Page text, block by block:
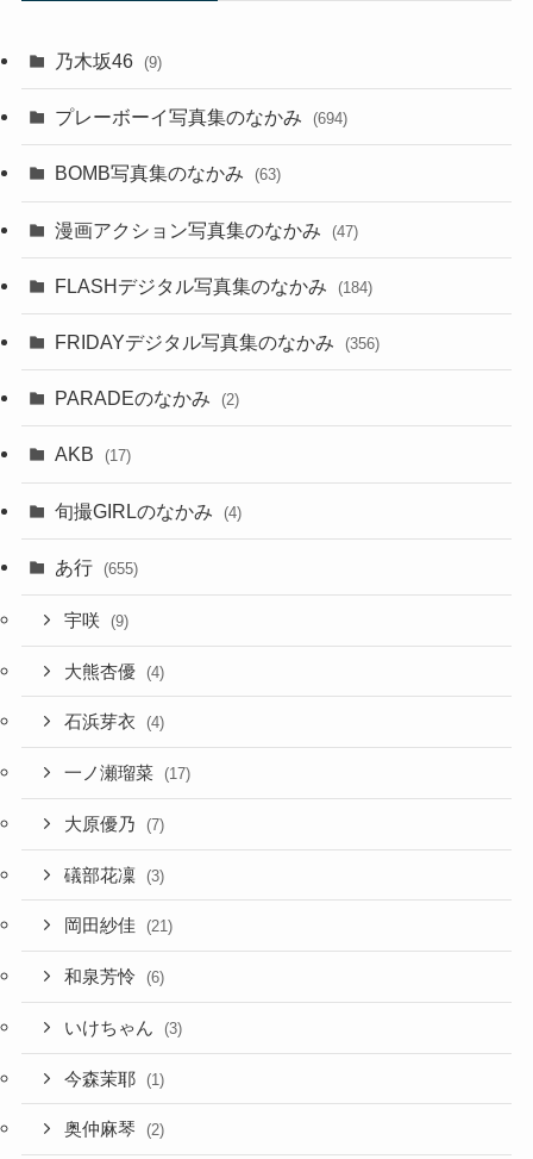
乃木坂46 (9)
プレーボーイ写真集のなかみ (694)
BOMB写真集のなかみ (63)
漫画アクション写真集のなかみ (47)
FLASHデジタル写真集のなかみ (184)
FRIDAYデジタル写真集のなかみ (356)
PARADEのなかみ (2)
AKB (17)
旬撮GIRLのなかみ (4)
あ行 (655)
宇咲 (9)
大熊杏優 (4)
石浜芽衣 (4)
一ノ瀬瑠菜 (17)
大原優乃 (7)
礒部花凜 (3)
岡田紗佳 (21)
和泉芳怜 (6)
いけちゃん (3)
今森茉耶 (1)
奥仲麻琴 (2)